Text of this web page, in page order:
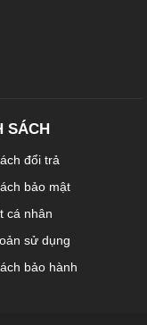
SÁCH
đổi trả
bảo mật
cá nhân
sử dụng
bảo hành